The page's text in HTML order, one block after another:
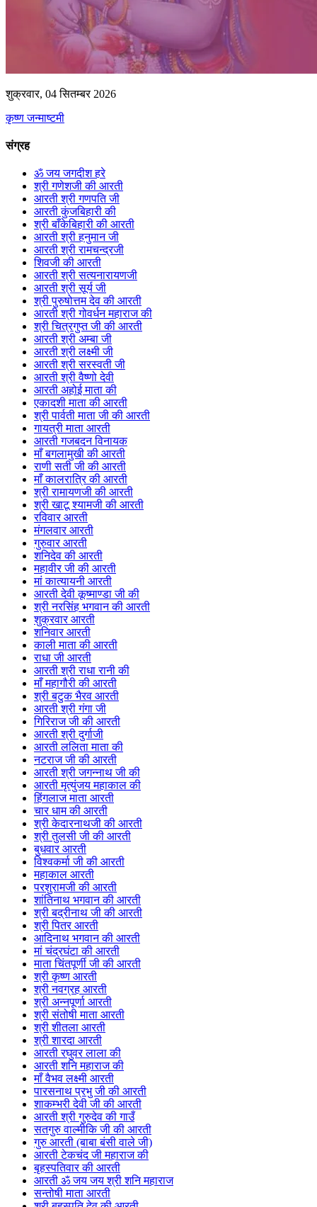
शुक्रवार, 04 सितम्बर 2026
कृष्ण जन्माष्टमी
संग्रह
ॐ जय जगदीश हरे
श्री गणेशजी की आरती
आरती श्री गणपति जी
आरती कुंजबिहारी की
श्री बाँकेबिहारी की आरती
आरती श्री हनुमान जी
आरती श्री रामचन्द्रजी
शिवजी की आरती
आरती श्री सत्यनारायणजी
आरती श्री सूर्य जी
श्री पुरुषोत्तम देव की आरती
आरती श्री गोवर्धन महाराज की
श्री चित्रगुप्त जी की आरती
आरती श्री अम्बा जी
आरती श्री लक्ष्मी जी
आरती श्री सरस्वती जी
आरती श्री वैष्णो देवी
आरती अहोई माता की
एकादशी माता की आरती
श्री पार्वती माता जी की आरती
गायत्री माता आरती
आरती गजबदन विनायक
माँ बगलामुखी की आरती
राणी सती जी की आरती
माँ कालरात्रि की आरती
श्री रामायणजी की आरती
श्री खाटू श्यामजी की आरती
रविवार आरती
मंगलवार आरती
गुरुवार आरती
शनिदेव की आरती
महावीर जी की आरती
मां कात्यायनी आरती
आरती देवी कूष्माण्डा जी की
श्री नरसिंह भगवान की आरती
शुक्रवार आरती
शनिवार आरती
काली माता की आरती
राधा जी आरती
आरती श्री राधा रानी की
माँ महागौरी की आरती
श्री बटुक भैरव आरती
आरती श्री गंगा जी
गिरिराज जी की आरती
आरती श्री दुर्गाजी
आरती ललिता माता की
नटराज जी की आरती
आरती श्री जगन्नाथ जी की
आरती मृत्युंजय महाकाल की
हिंगलाज माता आरती
चार धाम की आरती
श्री केदारनाथजी की आरती
श्री तुलसी जी की आरती
बुधवार आरती
विश्वकर्मा जी की आरती
महाकाल आरती
परशुरामजी की आरती
शांतिनाथ भगवान की आरती
श्री बद्रीनाथ जी की आरती
श्री पितर आरती
आदिनाथ भगवान की आरती
मां चंद्रघंटा की आरती
माता चिंतपूर्णी जी की आरती
श्री कृष्ण आरती
श्री नवग्रह आरती
श्री अन्नपूर्णा आरती
श्री संतोषी माता आरती
श्री शीतला आरती
श्री शारदा आरती
आरती रघुवर लाला की
आरती शनि महाराज की
माँ वैभव लक्ष्मी आरती
पारसनाथ प्रभु जी की आरती
शाकम्भरी देवी जी की आरती
आरती श्री गुरुदेव की गाउँ
सतगुरु वाल्मीकि जी की आरती
गुरु आरती (बाबा बंसी वाले जी)
आरती टेकचंद जी महाराज की
बृहस्पतिवार की आरती
आरती ॐ जय जय श्री शनि महाराज
सन्तोषी माता आरती